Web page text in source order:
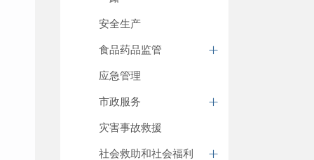
安全生产
食品药品监管
应急管理
市政服务
灾害事故救援
社会救助和社会福利